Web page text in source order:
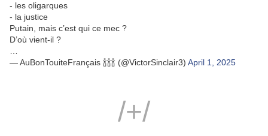
- les oligarques
- la justice
Putain, mais c’est qui ce mec ?
D’où vient-il ?
— AuBonTouiteFrançais 🍾🍾🍾 (@VictorSinclair3) April 1, 2025
/+/